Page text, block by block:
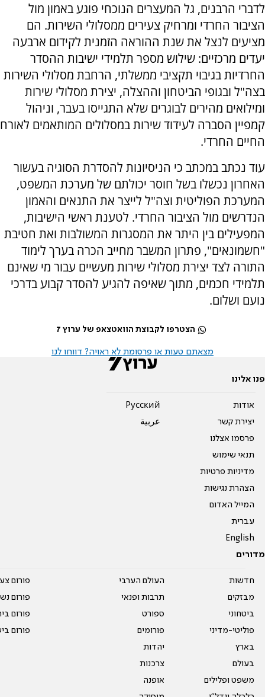
לדברי הרבנים, גל המעצרים הנוכחי פוגע באמון מול
הציבור החרדי ומרחיק צעירים ממסלולי השירות. הם
מציעים לנצל את שנת ההוראה הזמנית לקידום ארבעה
יעדים מרכזיים: שילוש מספר תלמידי ישיבות ההסדר
החרדיות בגיבוי תקציבי ממשלתי, הרחבת מסלולי השירות
בצה"ל ובגופי הביטחון וההצלה, יצירת מסלולי שירות
ומילואים מהירים לבוגרים שלא התגייסו בעבר, וניהול
קמפיין הסברה לעידוד שירות במסלולים המותאמים לאורח
החיים החרדי.
עוד נכתב במכתב כי הניסיונות להסדרת הסוגיה בעשור
האחרון נכשלו בשל חוסר יכולתם של מערכת המשפט,
המערכת הפוליטית וצה"ל לייצר את התנאים והאמון
הנדרשים מול הציבור החרדי. לטענת ראשי הישיבות,
המפעילים בין היתר את המסגרות המשולבות ואת חטיבת
"חשמונאים", פתרון המשבר מחייב הכרה בערך לימוד
התורה לצד יצירת מסלולי שירות מעשיים עבור מי שאינם
תלמידי חכמים, מתוך שאיפה להגיע להסדר קבוע בדרכי
נועם ושלום.
הצטרפו לקבוצת הוואטצאפ של ערוץ 7
מצאתם טעות או פרסומת לא ראויה? דווחו לנו
פנו אלינו
אודות
יצירת קשר
פרסמו אצלנו
תנאי שימוש
מדיניות פרטיות
הצהרת נגישות
המייל האדום
עברית
English
Pусский
عربية
מדורים
חדשות
מבזקים
ביטחוני
פוליטי-מדיני
בארץ
בעולם
משפט ופלילים
העולם הערבי
תרבות ופנאי
ספורט
פורומים
יהדות
צרכנות
אופנה
פורום
פורום
פורום
פורום